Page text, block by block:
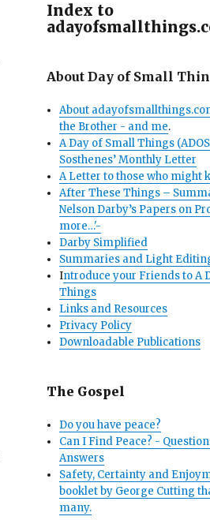
Index to
About Day of Small
About
the Brother - and me.
A Day of Small Things
Sosthenes’ Monthly Letter
A Letter to those who might
After These Things –
Nelson Darby’s Papers on
more…'-
Darby Simplified
Summaries and Light
Introduce your Friends to A
Things
Links and Resources
Privacy Policy
Downloadable Publications
The Gospel
Do you have peace?
Can I Find Peace? -
Answers
Safety, Certainty and
booklet by George Cutting
many.